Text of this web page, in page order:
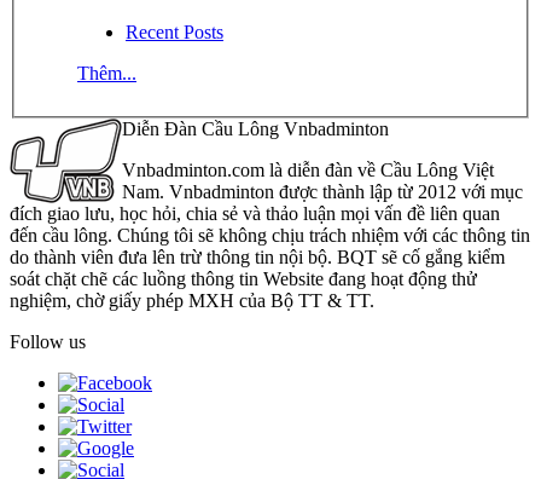
Recent Posts
Thêm...
Diễn Đàn Cầu Lông Vnbadminton
Vnbadminton.com là diễn đàn về Cầu Lông Việt
Nam. Vnbadminton được thành lập từ 2012 với mục
đích giao lưu, học hỏi, chia sẻ và thảo luận mọi vấn đề liên quan
đến cầu lông. Chúng tôi sẽ không chịu trách nhiệm với các thông tin
do thành viên đưa lên trừ thông tin nội bộ. BQT sẽ cố gắng kiểm
soát chặt chẽ các luồng thông tin Website đang hoạt động thử
nghiệm, chờ giấy phép MXH của Bộ TT & TT.
Follow us